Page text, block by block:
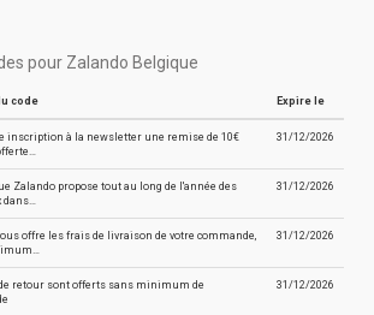
pour Zalando Belgique
code Expire le
inscription à la newsletter une remise de 10€
31/12/2026
Zalando propose tout au long de l'année des
dans…
31/12/2026
offre les frais de livraison de votre commande,
31/12/2026
retour sont offerts sans minimum de
31/12/2026